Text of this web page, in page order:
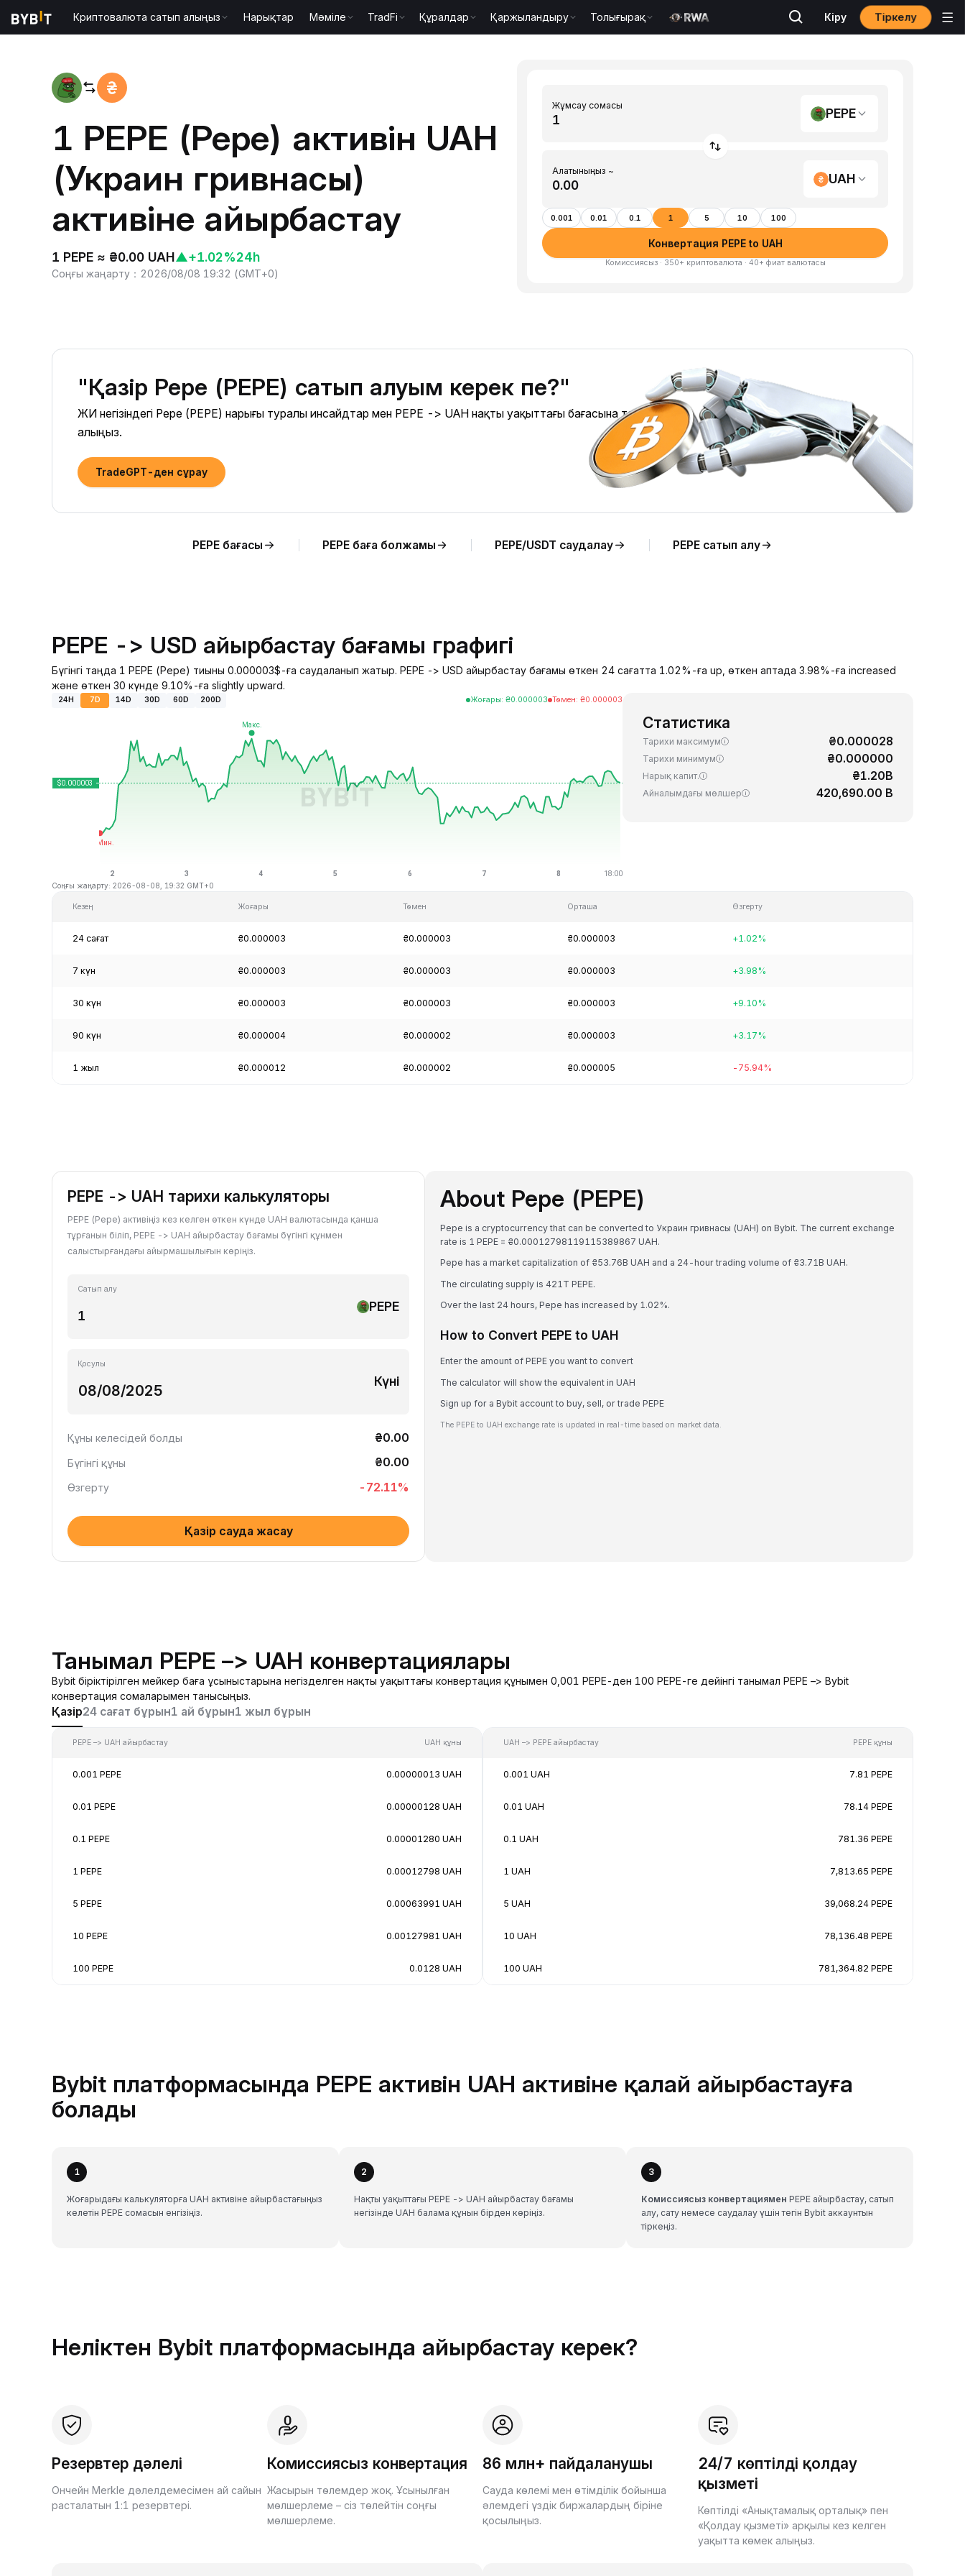
Криптовалюта сатып алыңыз Нарықтар Мәміле TradFi Құралдар Қаржыландыру Толығырақ Кіру Тіркелу
1 PEPE (Pepe) активін UAH
(Украин гривнасы)
активіне айырбастау
1 PEPE ≈ ₴0.00 UAH▲+1.02%24h
Соңғы жаңарту ： 2026/08/08 19:32 (GMT+0)
Жұмсау сомасы
PEPE
Алатыныңыз ~
UAH
0.001 0.01 0.1 1 5 10 100
Конвертация PEPE to UAH
Комиссиясыз · 350+ криптовалюта · 40+ фиат валютасы
"Қазір Pepe (PEPE) сатып алуым керек пе?"
ЖИ негізіндегі Pepe (PEPE) нарығы туралы инсайдтар мен PEPE -> UAH нақты уақыттағы бағасына талдау
алыңыз.
TradeGPT-ден сұрау
PEPE бағасы PEPE баға болжамы PEPE/USDT саудалау PEPE сатып алу
PEPE -> USD айырбастау бағамы графигі
Бүгінгі таңда 1 PEPE (Pepe) тиыны 0.000003$-ға саудаланып жатыр. PEPE -> USD айырбастау бағамы өткен 24 сағатта 1.02%-ға up, өткен аптада 3.98%-ға increased
және өткен 30 күнде 9.10%-ға slightly upward.
24H 7D 14D 30D 60D 200D Жоғары: ₴0.000003 Төмен: ₴0.000003
Соңғы жаңарту: 2026-08-08, 19:32 GMT+0
Статистика
Тарихи максимум ₴0.000028
Тарихи минимум ₴0.000000
Нарық капит. ₴1.20B
Айналымдағы мөлшер 420,690.00 B
Кезең Жоғары Төмен Орташа Өзгерту
24 сағат ₴0.000003 ₴0.000003 ₴0.000003 +1.02%
7 күн ₴0.000003 ₴0.000003 ₴0.000003 +3.98%
30 күн ₴0.000003 ₴0.000003 ₴0.000003 +9.10%
90 күн ₴0.000004 ₴0.000002 ₴0.000003 +3.17%
1 жыл ₴0.000012 ₴0.000002 ₴0.000005 -75.94%
PEPE -> UAH тарихи калькуляторы
PEPE (Pepe) активіңіз кез келген өткен күнде UAH валютасында қанша
тұрғанын біліп, PEPE -> UAH айырбастау бағамы бүгінгі құнмен
салыстырғандағы айырмашылығын көріңіз.
Сатып алу
PEPE
Қосулы
Күні
Құны келесідей болды ₴0.00
Бүгінгі құны ₴0.00
Өзгерту -72.11%
Қазір сауда жасау
About Pepe (PEPE)
Pepe is a cryptocurrency that can be converted to Украин гривнасы (UAH) on Bybit. The current exchange
rate is 1 PEPE = ₴0.00012798119115389867 UAH.
Pepe has a market capitalization of ₴53.76B UAH and a 24-hour trading volume of ₴3.71B UAH.
The circulating supply is 421T PEPE.
Over the last 24 hours, Pepe has increased by 1.02%.
How to Convert PEPE to UAH
Enter the amount of PEPE you want to convert
The calculator will show the equivalent in UAH
Sign up for a Bybit account to buy, sell, or trade PEPE
The PEPE to UAH exchange rate is updated in real-time based on market data.
Танымал PEPE –> UAH конвертациялары
Bybit біріктірілген мейкер баға ұсыныстарына негізделген нақты уақыттағы конвертация құнымен 0,001 PEPE-ден 100 PEPE-ге дейінгі танымал PEPE –> Bybit
конвертация сомаларымен танысыңыз.
Қазір24 сағат бұрын1 ай бұрын1 жыл бұрын
PEPE –> UAH айырбастау UAH құны
0.001 PEPE 0.00000013 UAH
0.01 PEPE 0.00000128 UAH
0.1 PEPE 0.00001280 UAH
1 PEPE 0.00012798 UAH
5 PEPE 0.00063991 UAH
10 PEPE 0.00127981 UAH
100 PEPE 0.0128 UAH
UAH –> PEPE айырбастау PEPE құны
0.001 UAH 7.81 PEPE
0.01 UAH 78.14 PEPE
0.1 UAH 781.36 PEPE
1 UAH 7,813.65 PEPE
5 UAH 39,068.24 PEPE
10 UAH 78,136.48 PEPE
100 UAH 781,364.82 PEPE
Bybit платформасында PEPE активін UAH активіне қалай айырбастауға
болады
1
Жоғарыдағы калькуляторға UAH активіне айырбастағыңыз
келетін PEPE сомасын енгізіңіз.
2
Нақты уақыттағы PEPE -> UAH айырбастау бағамы
негізінде UAH балама құнын бірден көріңіз.
3
Комиссиясыз конвертациямен PEPE айырбастау, сатып
алу, сату немесе саудалау үшін тегін Bybit аккаунтын
тіркеңіз.
Неліктен Bybit платформасында айырбастау керек?
Резервтер дәлелі
Ончейн Merkle дәлелдемесімен ай сайын
расталатын 1:1 резервтері.
Комиссиясыз конвертация
Жасырын төлемдер жоқ. Ұсынылған
мөлшерлеме – сіз төлейтін соңғы
мөлшерлеме.
86 млн+ пайдаланушы
Сауда көлемі мен өтімділік бойынша
әлемдегі үздік биржалардың біріне
қосылыңыз.
24/7 көптілді қолдау
қызметі
Көптілді «Анықтамалық орталық» пен
«Қолдау қызметі» арқылы кез келген
уақытта көмек алыңыз.